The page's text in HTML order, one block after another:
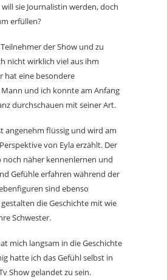
sie Journalistin werden, doch
erfüllen?
der Show und zu
nicht wirklich viel aus ihm
hat eine besondere
und ich konnte am Anfang
durchschauen mit seiner Art.
angenehm flüssig und wird am
von Eyla erzählt. Der
noch näher kennenlernen und
Gefühle erfahren während der
sind ebenso
die Geschichte mit wie
Schwester.
mich langsam in die Geschichte
hatte ich das Gefühl selbst in
Show gelandet zu sein.